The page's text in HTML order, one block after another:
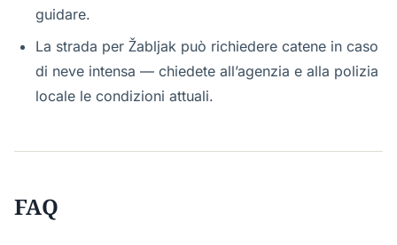
guidare.
La strada per Žabljak può richiedere catene in caso
di neve intensa — chiedete all’agenzia e alla polizia
locale le condizioni attuali.
FAQ